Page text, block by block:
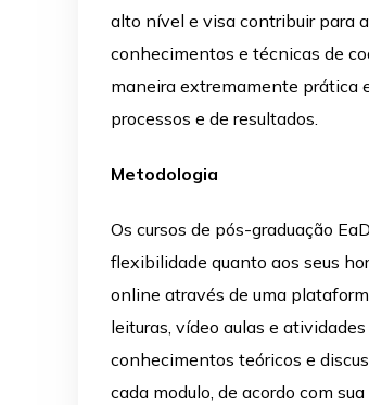
alto nível e visa contribuir para
conhecimentos e técnicas de
maneira extremamente prática
processos e de resultados.
Metodologia
Os cursos de pós-graduação
flexibilidade quanto aos seus
online através de uma
leituras, vídeo aulas e
conhecimentos teóricos e
cada modulo, de acordo com